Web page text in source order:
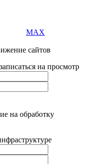
MAX
сайтов
на просмотр
на обработку